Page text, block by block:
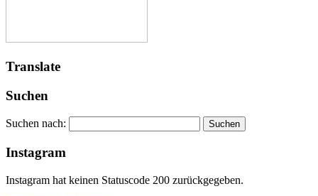
Translate
Suchen
Suchen nach:
Instagram
Instagram hat keinen Statuscode 200 zurückgegeben.